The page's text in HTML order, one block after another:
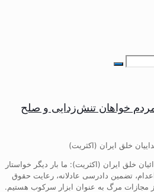
مردم خواهان تنش‌زدایی و صلح
خلق ایران (اکثریت)
خلق ایران (اکثریت): ما بار دیگر خواستار
تضمین دادرسی عادلانه، رعایت حقوق
مجازات مرگ به عنوان ابزار سرکوب هستیم.